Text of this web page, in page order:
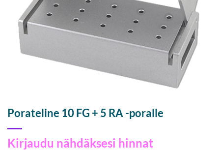
Porateline 10 FG + 5 RA -poralle
Kirjaudu nähdäksesi hinnat